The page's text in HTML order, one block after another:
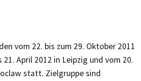
vom 22. bis zum 29. Oktober 2011
April 2012 in Leipzig und vom 20.
statt. Zielgruppe sind